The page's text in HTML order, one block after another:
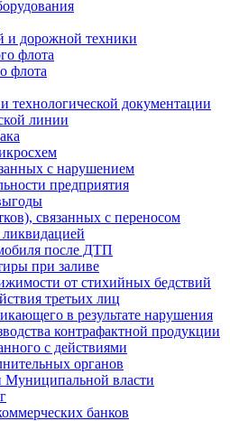
и дорожной техники
флота
флота
технологической документации
линии
с нарушением
предприятия
связанных с переносом
после ДТП
при заливе
от стихийных бедствий
третьих лиц
в результате нарушения
контрафактной продукции
с действиями
органов
Муниципальной власти
банков